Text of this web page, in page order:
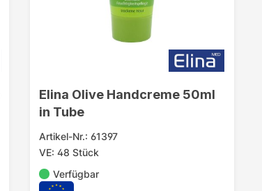
Elina Olive Handcreme 50ml
in Tube
Artikel-Nr.: 61397
VE: 48 Stück
Verfügbar